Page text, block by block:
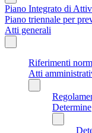
Piano Integrato di
Piano triennale per
Atti generali
Riferimenti
Atti
Determine